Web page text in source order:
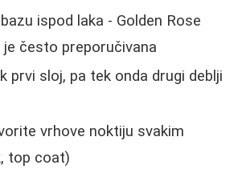
ispod laka - Golden Rose
često preporučivana
prvi sloj, pa tek onda drugi deblji
vrhove noktiju svakim
top coat)